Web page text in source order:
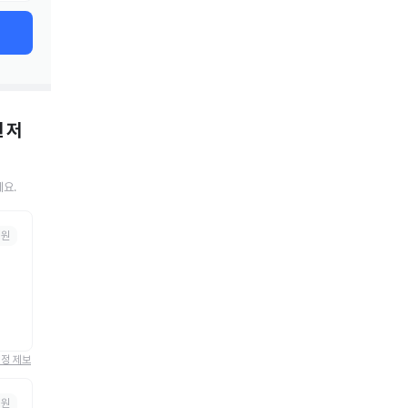
저
요.
제보